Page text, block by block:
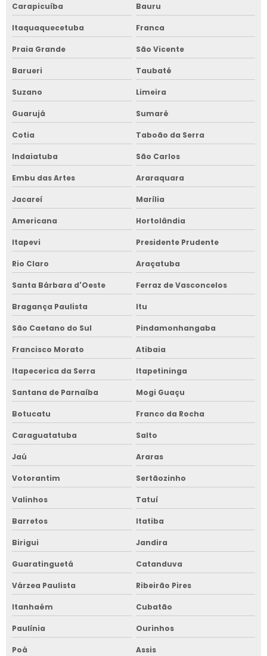
Carapicuíba Bauru
Itaquaquecetuba Franca
Praia Grande São Vicente
Barueri Taubaté
Suzano Limeira
Guarujá Sumaré
Cotia Taboão da Serra
Indaiatuba São Carlos
Embu das Artes Araraquara
Jacareí Marília
Americana Hortolândia
Itapevi Presidente Prudente
Rio Claro Araçatuba
Santa Bárbara d'Oeste Ferraz de Vasconcelos
Bragança Paulista Itu
São Caetano do Sul Pindamonhangaba
Francisco Morato Atibaia
Itapecerica da Serra Itapetininga
Santana de Parnaíba Mogi Guaçu
Botucatu Franco da Rocha
Caraguatatuba Salto
Jaú Araras
Votorantim Sertãozinho
Valinhos Tatuí
Barretos Itatiba
Birigui Jandira
Guaratinguetá Catanduva
Várzea Paulista Ribeirão Pires
Itanhaém Cubatão
Paulínia Ourinhos
Poá Assis